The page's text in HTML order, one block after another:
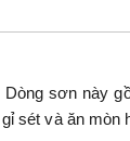
sơn này
sét và ăn mòn